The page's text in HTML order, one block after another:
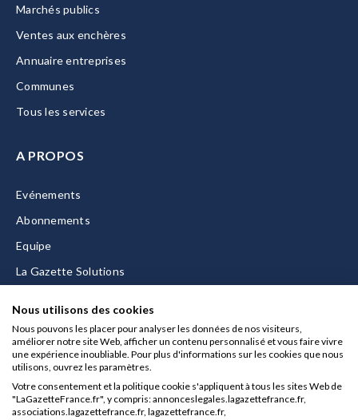
Marchés publics
Ventes aux enchères
Annuaire entreprises
Communes
Tous les services
A PROPOS
Evénements
Abonnements
Equipe
La Gazette Solutions
Mentions légales
CGU/CGV
Nous utilisons des cookies
Nous pouvons les placer pour analyser les données de nos visiteurs,
améliorer notre site Web, afficher un contenu personnalisé et vous faire vivre
une expérience inoubliable. Pour plus d'informations sur les cookies que nous
utilisons, ouvrez les paramètres.
Votre consentement et la politique cookie s'appliquent à tous les sites Web de
"LaGazetteFrance.fr", y compris: annonceslegales.lagazettefrance.fr,
associations.lagazettefrance.fr, lagazettefrance.fr,